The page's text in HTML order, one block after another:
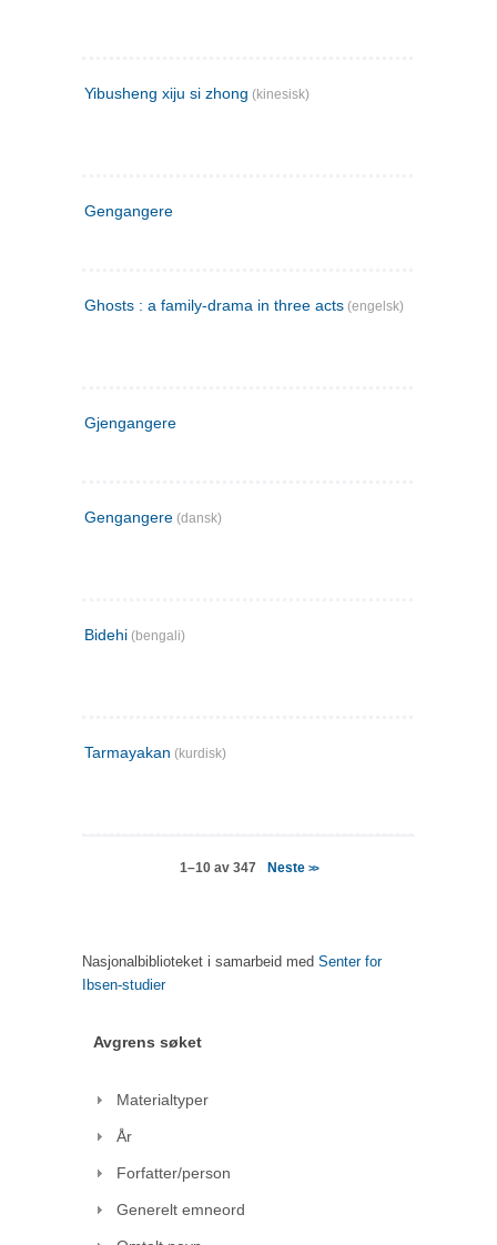
Yibusheng xiju si zhong (kinesisk)
Gengangere
Ghosts : a family-drama in three acts (engelsk)
Gjengangere
Gengangere (dansk)
Bidehi (bengali)
Tarmayakan (kurdisk)
1–10 av 347 Neste >>
Nasjonalbiblioteket i samarbeid med Senter for
Ibsen-studier
Avgrens søket
Materialtyper
År
Forfatter/person
Generelt emneord